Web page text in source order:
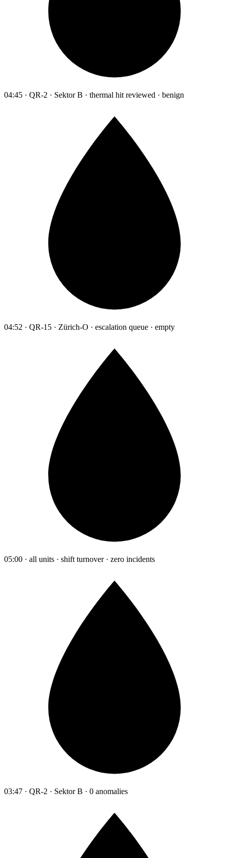
04:45 · QR-2 · Sektor B · thermal hit reviewed · benign
04:52 · QR-15 · Zürich-O · escalation queue · empty
05:00 · all units · shift turnover · zero incidents
03:47 · QR-2 · Sektor B · 0 anomalies